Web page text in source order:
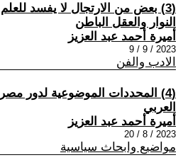
النوار والعقل الباطن
أميرة أحمد عبد العزيز
2023 / 9 / 9
الادب والفن
(4) المحددات الموضوعية لدور
العربي
أميرة أحمد عبد العزيز
2023 / 8 / 20
مواضيع وابحاث سياسية